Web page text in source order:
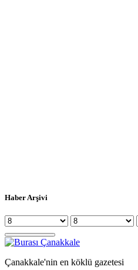
Haber Arşivi
Çanakkale'nin en köklü gazetesi